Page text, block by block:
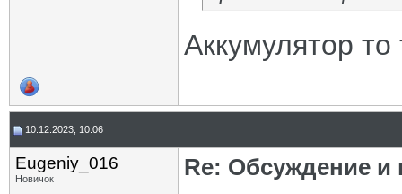
Аккумулятор
10.12.2023, 10:06
Eugeniy_016
Новичок
Re: Обсуждение